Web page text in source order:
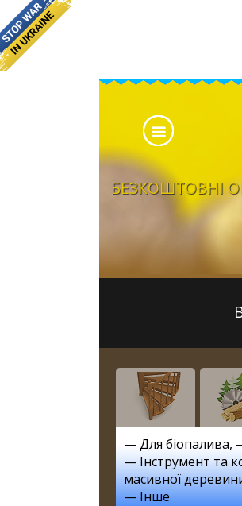
БЕЗКОШТОВНІ
—Для біопалива,
—Інструмент та
масивної
—Інше